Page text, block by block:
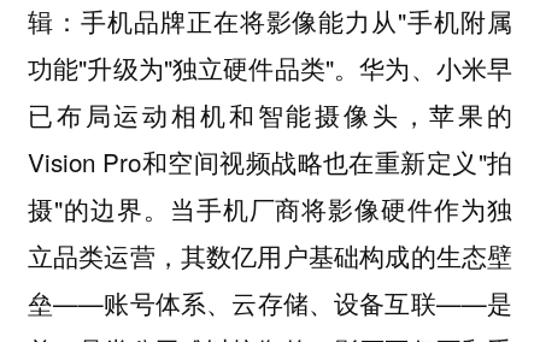
辑：手机品牌正在将影像能力从"手机附属
功能"升级为"独立硬件品类"。华为、小米早
已布局运动相机和智能摄像头，苹果的
Vision Pro和空间视频战略也在重新定义"拍
摄"的边界。当手机厂商将影像硬件作为独
立品类运营，其数亿用户基础构成的生态壁
垒——账号体系、云存储、设备互联——是